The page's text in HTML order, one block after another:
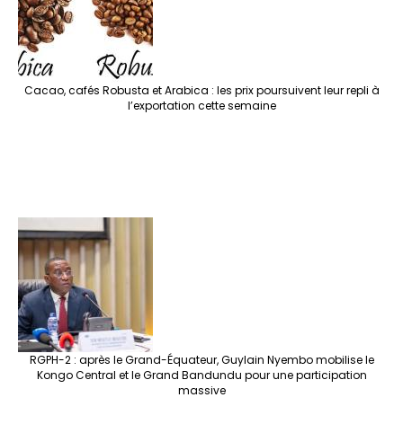
Cacao, cafés Robusta et Arabica : les prix poursuivent leur repli à
l’exportation cette semaine
RGPH-2 : après le Grand-Équateur, Guylain Nyembo mobilise le
Kongo Central et le Grand Bandundu pour une participation
massive